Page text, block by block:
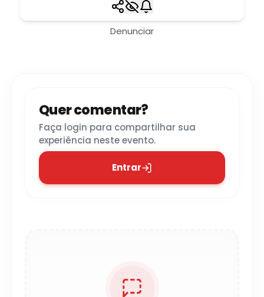
Denunciar
Quer comentar?
Faça login para compartilhar sua
experiência neste evento.
Entrar